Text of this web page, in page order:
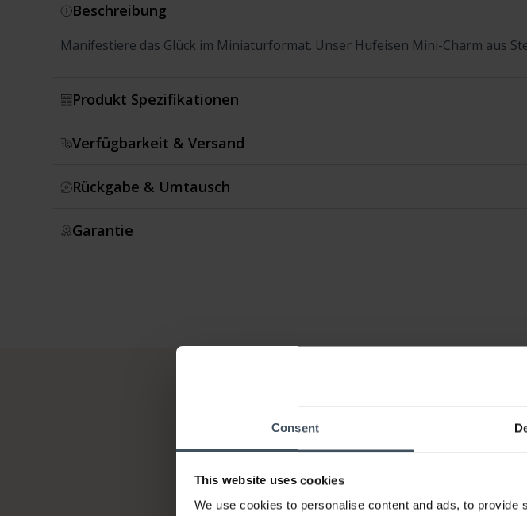
Consent
This website uses cookies
We use cookies to personalise content and ads, to
Beschreibung
Manifestiere das Glück im Miniaturformat. Unser Hufeisen Mini-Charm aus
Produkt Spezifikationen
Verfügbarkeit & Versand
Rückgabe & Umtausch
Garantie